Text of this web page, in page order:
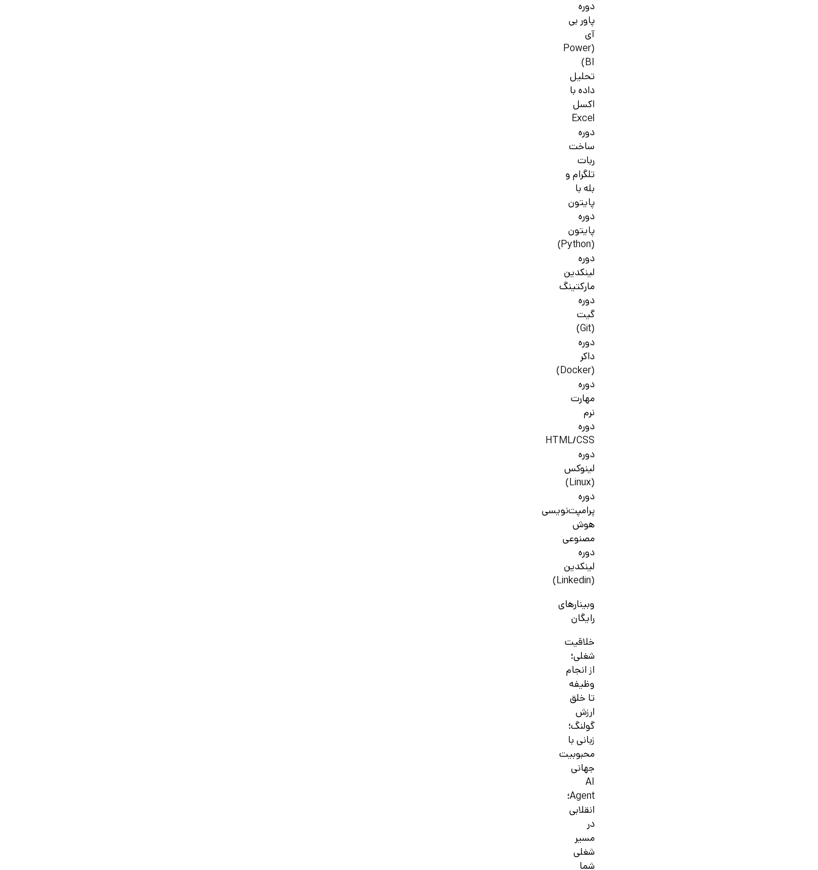
دوره
پاور بی
آی
(Power
BI)
تحلیل
داده با
اکسل
Excel
دوره
ساخت
ربات
تلگرام و
بله با
پایتون
دوره
پایتون
(Python)
دوره
لینکدین
مارکتینگ
دوره
گیت
(Git)
دوره
داکر
(Docker)
دوره
مهارت
نرم
دوره
HTML/CSS
دوره
لینوکس
(Linux)
دوره
پرامپت‌نویسی
هوش
مصنوعی
دوره
لینکدین
(Linkedin)
وبینارهای
رایگان
خلاقیت
شغلی؛
از انجام
وظیفه
تا خلق
ارزش
گولنگ؛
زبانی با
محبوبیت
جهانی
AI
Agent؛
انقلابی
در
مسیر
شغلی